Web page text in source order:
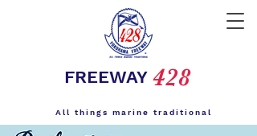
FREEWAY
All things marine traditional
428